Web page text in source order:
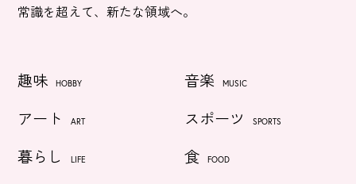
常識を超えて、新たな領域へ。
趣味 HOBBY 音楽 MUSIC
アート ART スポーツ SPORTS
暮らし LIFE 食 FOOD